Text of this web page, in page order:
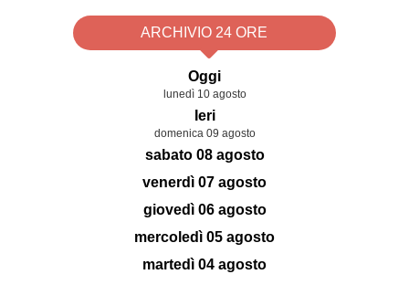
ARCHIVIO 24 ORE
Oggi
lunedì 10 agosto
Ieri
domenica 09 agosto
sabato 08 agosto
venerdì 07 agosto
giovedì 06 agosto
mercoledì 05 agosto
martedì 04 agosto